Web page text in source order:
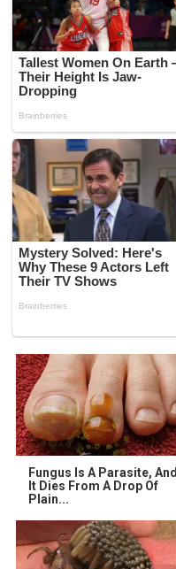
Fungus Is A Parasite, And
It Dies From A Drop Of
Plain...